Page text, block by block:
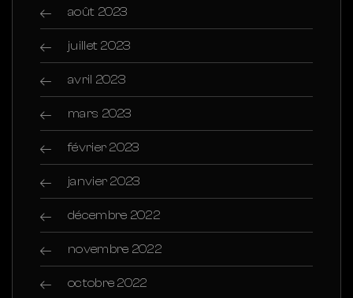
août 2023
juillet 2023
avril 2023
mars 2023
février 2023
janvier 2023
décembre 2022
novembre 2022
octobre 2022